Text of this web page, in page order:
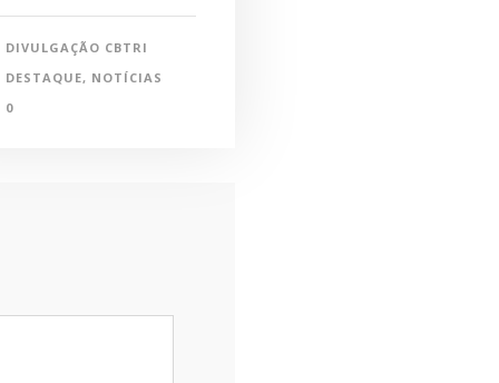
DIVULGAÇÃO CBTRI
DESTAQUE, NOTÍCIAS
0